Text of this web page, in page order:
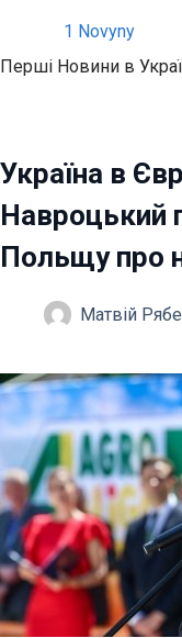
вмісту
1 Novyny
Перші Новини в
Україна в
Навроцький
Польщу про
Матвій